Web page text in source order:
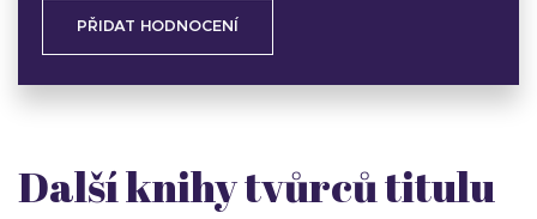
PŘIDAT HODNOCENÍ
Další knihy tvůrců titulu